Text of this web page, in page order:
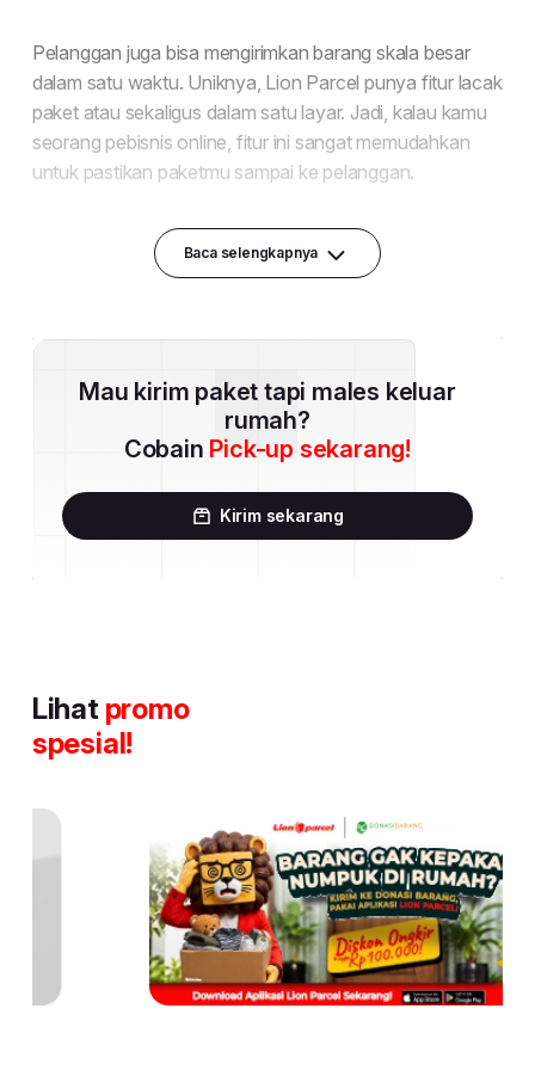
Baca selengkapnya
Mau kirim paket tapi males keluar
rumah?
Cobain Pick-up sekarang!
Kirim sekarang
Lihat promo
spesial!